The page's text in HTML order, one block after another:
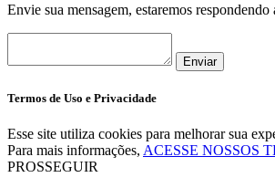
Envie sua mensagem, estaremos
Enviar
Termos de Uso e Privacidade
Esse site utiliza cookies para melhorar sua
Para mais informações, ACESSE NOSSOS
PROSSEGUIR